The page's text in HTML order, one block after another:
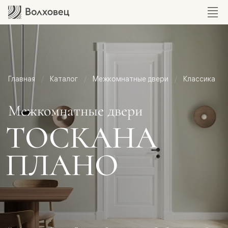
Главная Каталог Межкомнатные двери Классика
Межкомнатные двери
ТОСКАНА
ПЛАНО